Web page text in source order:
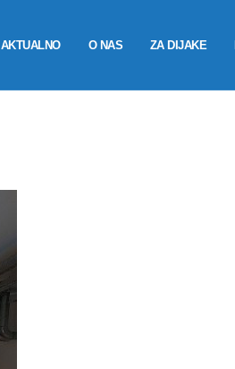
AKTUALNO O NAS ZA DIJAKE